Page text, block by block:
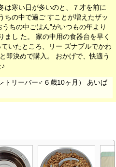
は寒い日が多いのと、７才を前に
ちの中で過ご すことが増えたザッ
うちの中ごはん”がいつもの年より
まし た。 家の中用の食器台を早く
いたところ、リー ズナブルでかわ
即決めで購入。 おかげで、快適う
トリーバー♂６歳10ヶ月） あいば